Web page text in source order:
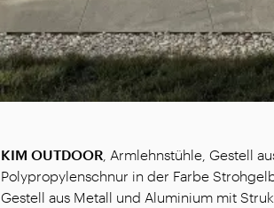
KIM OUTDOOR , Armlehnstühle, Gestell
Polypropylenschnur in der Farbe
Gestell aus Metall und Aluminium mit